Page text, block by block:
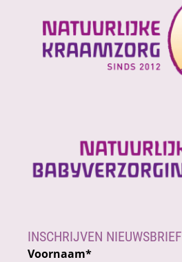
INSCHRIJVEN NIEUWSBRIEF
Voornaam*